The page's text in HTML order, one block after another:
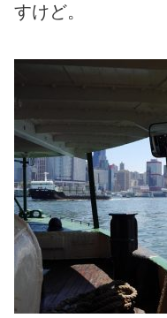
すけど。